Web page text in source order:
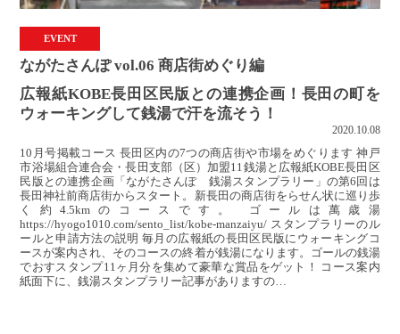
EVENT
ながたさんぽ vol.06 商店街めぐり編
広報紙KOBE長田区民版との連携企画！長田の町を
ウォーキングして銭湯で汗を流そう！
2020.10.08
10月号掲載コース 長田区内の7つの商店街や市場をめぐります 神戸
市浴場組合連合会・長田支部（区）加盟11銭湯と広報紙KOBE長田区
民版との連携企画「ながたさんぽ 銭湯スタンプラリー」の第6回は
長田神社前商店街からスタート。新長田の商店街をらせん状に巡り歩
く約4.5kmのコースです。 ゴールは萬歳湯
https://hyogo1010.com/sento_list/kobe-manzaiyu/ スタンプラリーのル
ールと申請方法の説明 毎月の広報紙の長田区民版にウォーキングコ
ースが案内され、そのコースの終着が銭湯になります。ゴールの銭湯
でおすスタンプ11ヶ月分を集めて豪華な賞品をゲット！ コース案内
紙面下に、銭湯スタンプラリー記事がありますの…